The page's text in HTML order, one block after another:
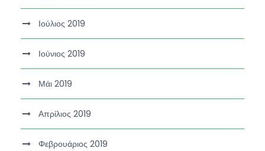
Ιούλιος 2019
Ιούνιος 2019
Μάι 2019
Απρίλιος 2019
Φεβρουάριος 2019